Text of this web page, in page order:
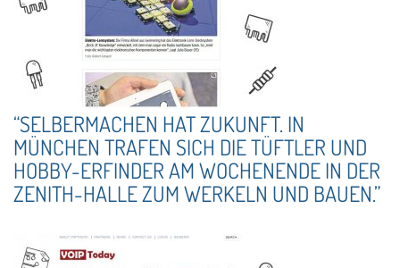
“SELBERMACHEN HAT ZUKUNFT. IN
MÜNCHEN TRAFEN SICH DIE TÜFTLER UND
HOBBY-ERFINDER AM WOCHENENDE IN DER
ZENITH-HALLE ZUM WERKELN UND BAUEN.”